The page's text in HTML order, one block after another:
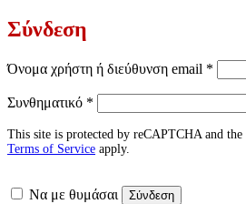
Σύνδεση
Όνομα χρήστη ή διεύθυνση email *
Συνθηματικό *
This site is protected by reCAPTCHA and the
Terms of Service apply.
Να με θυμάσαι Σύνδεση